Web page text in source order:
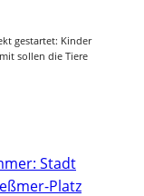
gestartet: Kinder
sollen die Tiere